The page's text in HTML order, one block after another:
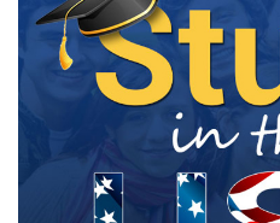
Blog
Yana
Qidirish